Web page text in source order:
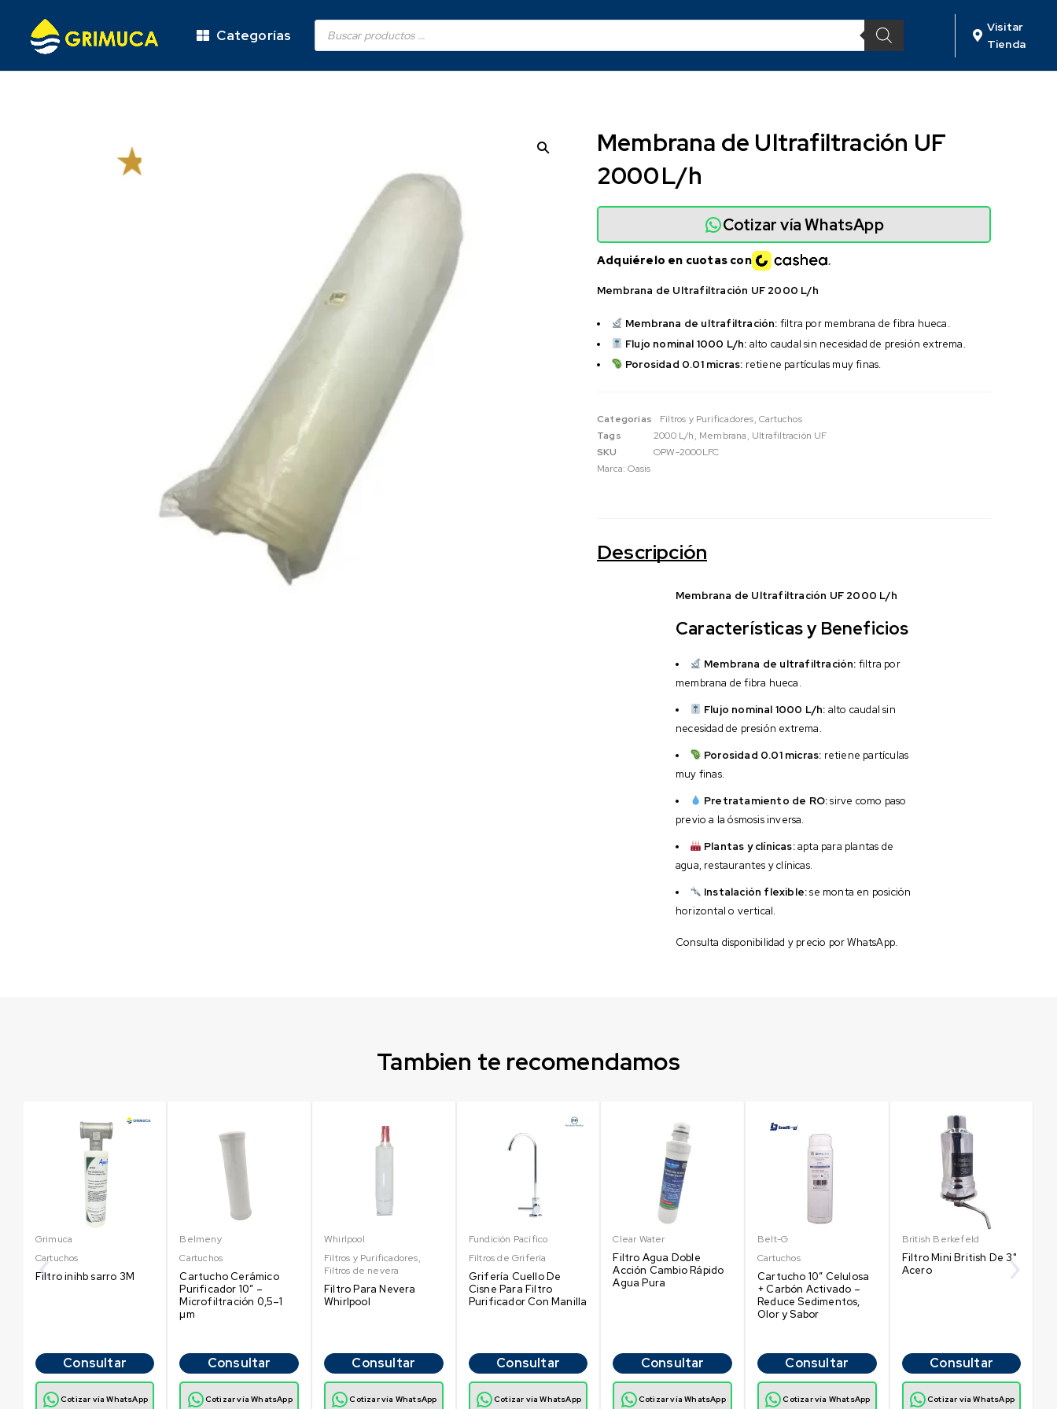
Categorías
Visitar
Tienda
Membrana de Ultrafiltración UF
2000 L/h
Membrana de Ultrafiltración UF 2000 L/h
Membrana de ultrafiltración: filtra por membrana de fibra hueca.
Flujo nominal 1000 L/h: alto caudal sin necesidad de presión extrema.
Porosidad 0.01 micras: retiene partículas muy finas.
Cotizar vía WhatsApp
Adquiérelo en cuotas con
Categorias Filtros y Purificadores,Cartuchos
Tags
2000 L/h, Membrana, Ultrafiltración UF
SKU
OPW-2000LFC
Marca:Oasis
Descripción
Membrana de Ultrafiltración UF 2000 L/h
Características y Beneficios
Membrana de ultrafiltración: filtra por
membrana de fibra hueca.
Flujo nominal 1000 L/h: alto caudal sin
necesidad de presión extrema.
Porosidad 0.01 micras: retiene partículas
muy finas.
Pretratamiento de RO:sirve como paso
previo a la ósmosis inversa.
Plantas y clínicas:apta para plantas de
agua, restaurantes y clínicas.
Instalación flexible:se monta en posición
horizontal o vertical.
Consulta disponibilidad y precio por WhatsApp.
Tambien te recomendamos
Grimuca
Cartuchos
Filtro inihb sarro 3M
Consultar
Cotizar vía WhatsApp
Belmeny
Cartuchos
Cartucho Cerámico
Purificador 10″ –
Microfiltración 0,5–1
µm
Consultar
Cotizar vía WhatsApp
Whirlpool
Filtros y Purificadores,
Filtros de nevera
Filtro Para Nevera
Whirlpool
Consultar
Cotizar vía WhatsApp
Fundición Pacífico
Filtros de Grifería
Grifería Cuello De
Cisne Para Filtro
Purificador Con Manilla
Consultar
Cotizar vía WhatsApp
Clear Water
Filtro Agua Doble
Acción Cambio Rápido
Agua Pura
Consultar
Cotizar vía WhatsApp
Belt-G
Cartuchos
Cartucho 10″ Celulosa
+ Carbón Activado –
Reduce Sedimentos,
Olor y Sabor
Consultar
Cotizar vía WhatsApp
British Berkefeld
Filtro Mini British De 3"
Acero
Consultar
Cotizar vía WhatsApp